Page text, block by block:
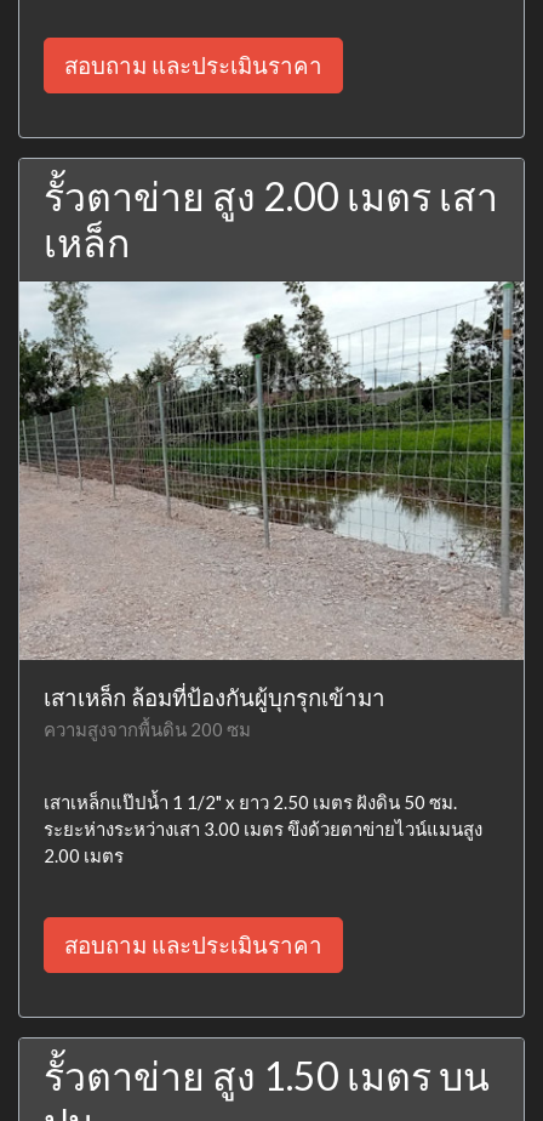
สอบถาม และประเมินราคา
รั้วตาข่าย สูง 2.00 เมตร เสา
เหล็ก
เสาเหล็ก ล้อมที่ป้องกันผู้บุกรุกเข้ามา
ความสูงจากพื้นดิน 200 ซม
เสาเหล็กแป๊ปน้ำ 1 1/2" x ยาว 2.50 เมตร ฝังดิน 50 ซม.
ระยะห่างระหว่างเสา 3.00 เมตร ขึงด้วยตาข่ายไวน์แมนสูง
2.00 เมตร
สอบถาม และประเมินราคา
รั้วตาข่าย สูง 1.50 เมตร บน